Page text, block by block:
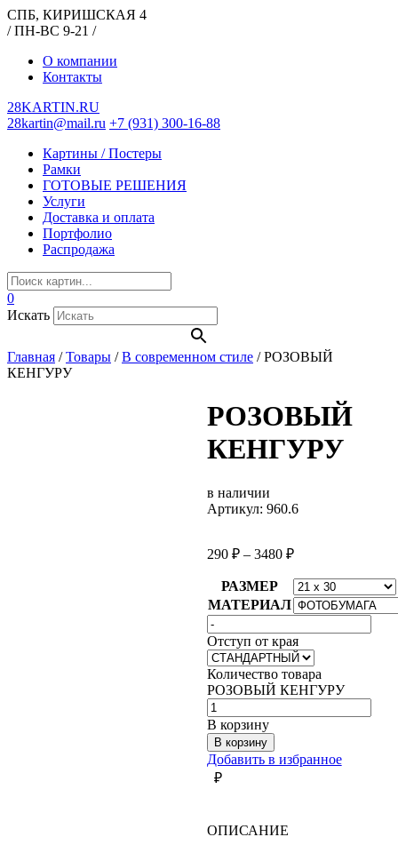
СПБ, КИРИШСКАЯ 4
/ ПН-ВС 9-21 /
О компании
Контакты
28KARTIN.RU
28kartin@mail.ru +7 (931) 300-16-88
Картины / Постеры
Рамки
ГОТОВЫЕ РЕШЕНИЯ
Услуги
Доставка и оплата
Портфолио
Распродажа
0
Искать
Главная /Товары /В современном стиле /РОЗОВЫЙ
КЕНГУРУ
РОЗОВЫЙ
КЕНГУРУ
в наличии
Артикул: 960.6
290 ₽– 3480 ₽
РАЗМЕР
МАТЕРИАЛ
Отступ от края
Количество товара
РОЗОВЫЙ КЕНГУРУ
В корзину
В корзину
Добавить в избранное
₽
ОПИСАНИЕ